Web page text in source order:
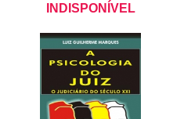
INDISPONÍVEL